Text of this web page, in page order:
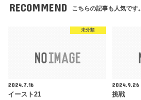
RECOMMEND こちらの記事も人気です。
未分類
2024.7.16
イースト21
2024.9.26
挑戦